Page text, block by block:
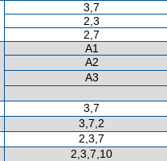
3,7
2,3
2,7
A1
A2
A3
3,7
3,7,2
2,3,7
2,3,7,10